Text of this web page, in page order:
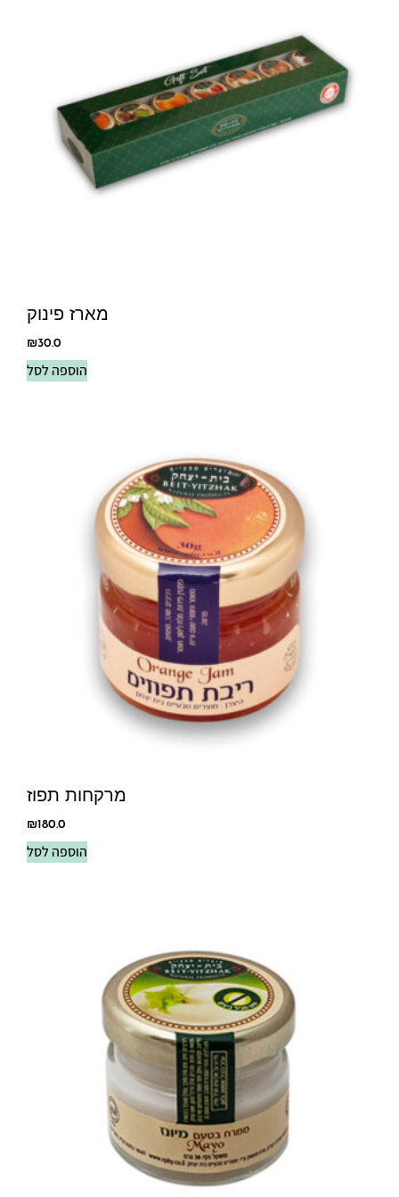
מארז פינוק
₪30.0
הוספה לסל
מרקחות תפוז
₪180.0
הוספה לסל